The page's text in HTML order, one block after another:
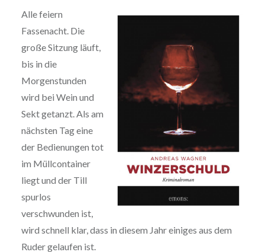
Alle feiern
Fassenacht. Die
große Sitzung läuft,
bis in die
Morgenstunden
wird bei Wein und
Sekt getanzt. Als am
nächsten Tag eine
der Bedienungen tot
im Müllcontainer
liegt und der Till
spurlos
verschwunden ist,
wird schnell klar, dass in diesem Jahr einiges aus dem
Ruder gelaufen ist.